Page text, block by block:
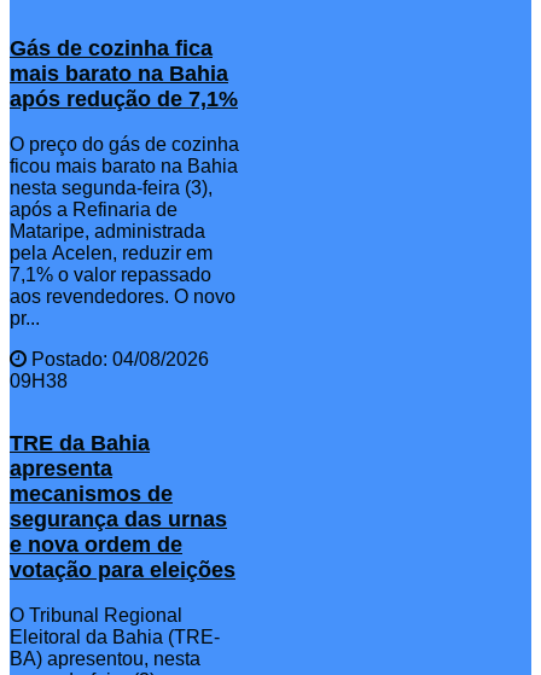
Gás de cozinha fica
mais barato na Bahia
após redução de 7,1%
O preço do gás de cozinha
ficou mais barato na Bahia
nesta segunda-feira (3),
após a Refinaria de
Mataripe, administrada
pela Acelen, reduzir em
7,1% o valor repassado
aos revendedores. O novo
pr...
Postado: 04/08/2026
09H38
TRE da Bahia
apresenta
mecanismos de
segurança das urnas
e nova ordem de
votação para eleições
O Tribunal Regional
Eleitoral da Bahia (TRE-
BA) apresentou, nesta